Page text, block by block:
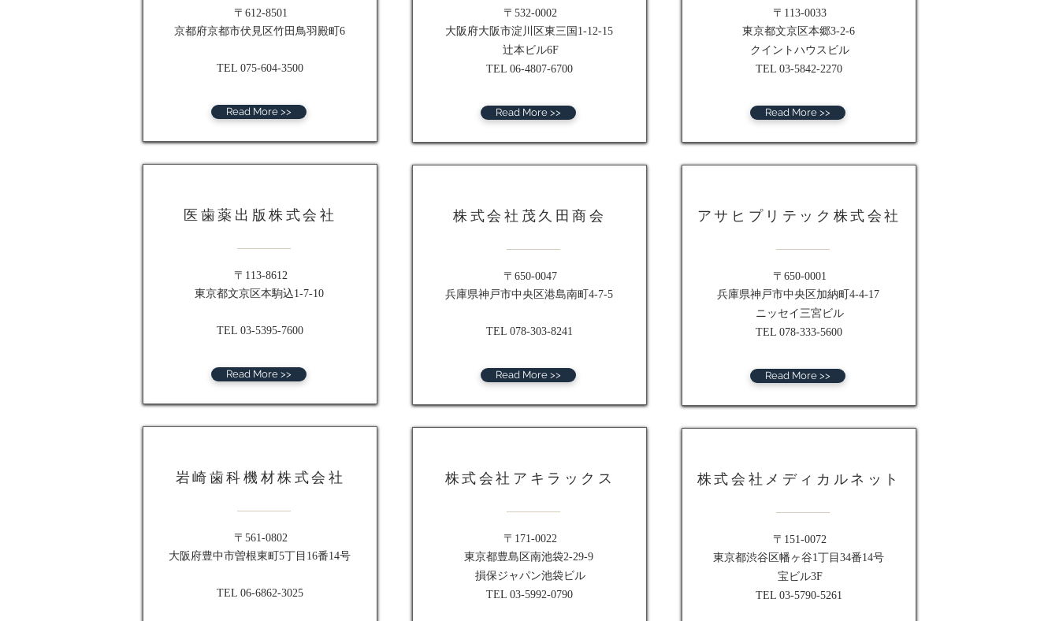
〒612-8501
京都府京都市伏見区竹田鳥羽殿町6
TEL 075-604-3500
Read More >>
医歯薬出版株式会社
〒113-8612
東京都文京区本駒込1-7-10
TEL 03-5395-7600
Read More >>
岩崎歯科機材株式会社
〒561-0802
大阪府豊中市曽根東町5丁目16番14号
TEL 06-6862-3025
〒532-0002
大阪府大阪市淀川区東三国1-12-15
辻本ビル6F
TEL 06-4807-6700
Read More >>
株式会社茂久田商会
〒650-0047
兵庫県神戸市中央区港島南町4-7-5
TEL 078-303-8241
Read More >>
株式会社アキラックス
〒171-0022
東京都豊島区南池袋2-29-9
損保ジャパン池袋ビル
TEL 03-5992-0790
〒113-0033
東京都文京区本郷3-2-6
クイントハウスビル
TEL 03-5842-2270
Read More >>
アサヒプリテック株式会社
〒650-0001
兵庫県神戸市中央区加納町4-4-17
ニッセイ三宮ビル
TEL 078-333-5600
Read More >>
株式会社メディカルネット
〒151-0072
東京都渋谷区幡ヶ谷1丁目34番14号
宝ビル3F
TEL 03-5790-5261